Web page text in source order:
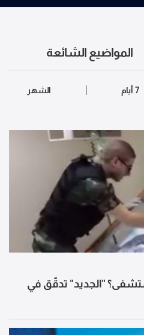
المواضيع الشائعة
"الجديد" تدقّق في